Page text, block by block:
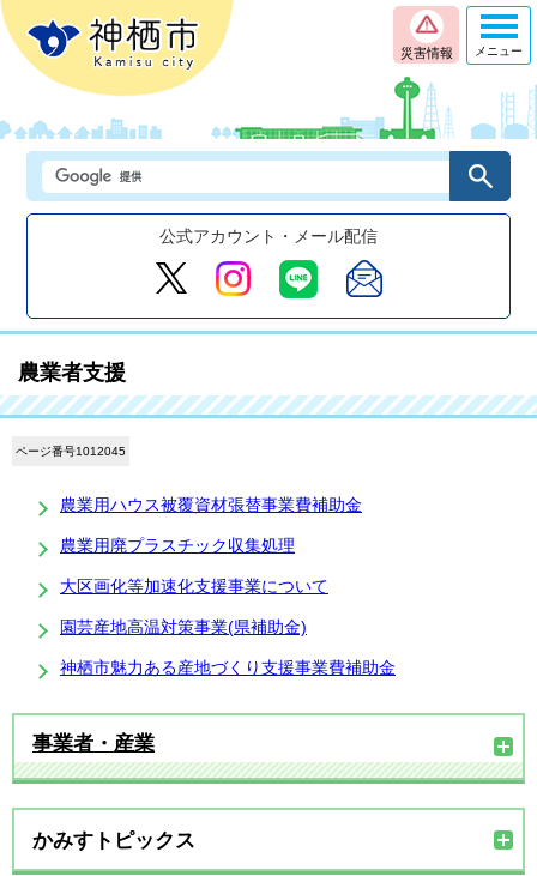
災害情報
公式アカウント・メール配信
メニュー
農業者支援
ページ番号1012045
農業用ハウス被覆資材張替事業費補助金
農業用廃プラスチック収集処理
大区画化等加速化支援事業について
園芸産地高温対策事業(県補助金)
神栖市魅力ある産地づくり支援事業費補助金
事業者・産業
かみすトピックス